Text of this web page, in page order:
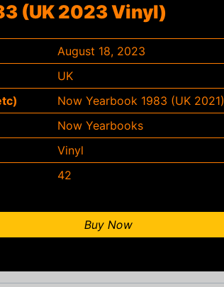
(UK 2023 Vinyl)
August 18, 2023
UK
Now Yearbook 1983 (UK 2021)
Now Yearbooks
Vinyl
42
Buy Now